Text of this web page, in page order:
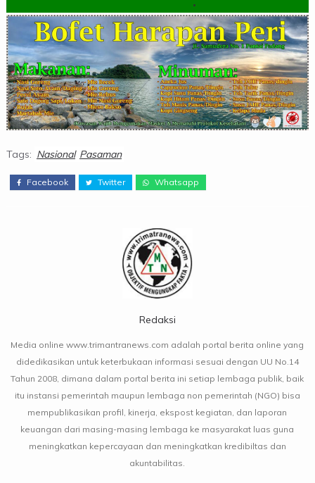
Tags: Nasional Pasaman
Facebook Twitter Whatsapp
Redaksi
Media online www.trimantranews.com adalah portal berita online yang
didedikasikan untuk keterbukaan informasi sesuai dengan UU No.14
Tahun 2008, dimana dalam portal berita ini setiap lembaga publik, baik
itu instansi pemerintah maupun lembaga non pemerintah (NGO) bisa
mempublikasikan profil, kinerja, ekspost kegiatan, dan laporan
keuangan dari masing-masing lembaga ke masyarakat luas guna
meningkatkan kepercayaan dan meningkatkan kredibiltas dan
akuntabilitas.